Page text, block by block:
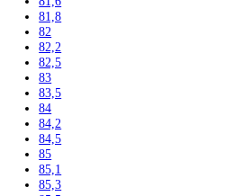
203,9
204
204,4
206
206,4
207,2
212
215
216
216,1
33